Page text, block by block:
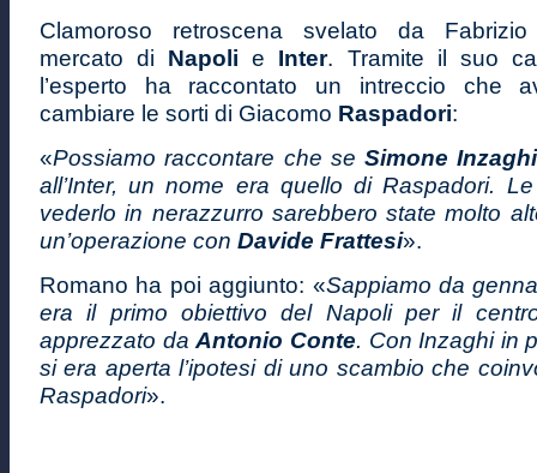
Clamoroso retroscena svelato da
mercato di Napoli e Inter. Tramite il suo
l’esperto ha raccontato un intreccio che
cambiare le sorti di Giacomo Raspadori:
«Possiamo raccontare che seSimone Inzaghi
all’Inter, un nome era quello di Raspadori.
vederlo in nerazzurro sarebbero state molto
un’operazione con Davide Frattesi».
Romano ha poi aggiunto: «Sappiamo da
era il primo obiettivo del Napoli per il
apprezzato daAntonio Conte. Con Inzaghi in
si era aperta l’ipotesi di uno scambio che
Raspadori».